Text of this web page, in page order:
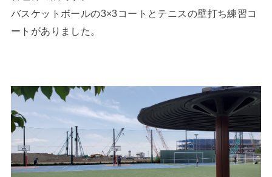
バスケットボールの3×3コートとテニスの壁打ち練習コ
ートがありました。